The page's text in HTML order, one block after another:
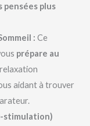
plus
: Ce
prépare au
aidant à trouver
stimulation)